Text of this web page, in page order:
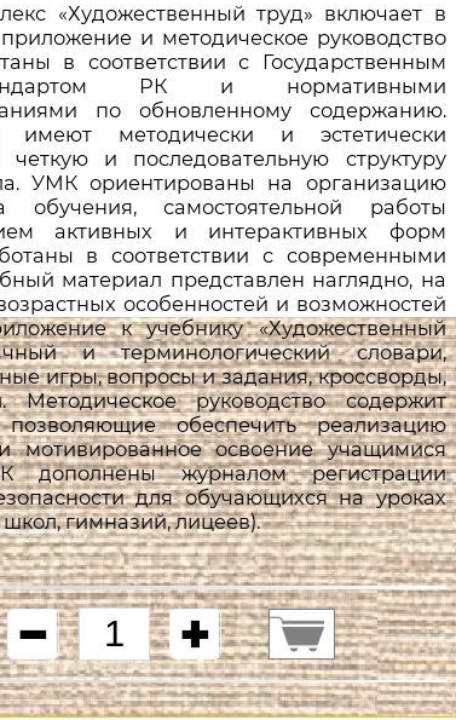
«Художественный труд» включает в
и методическое руководство
в соответствии с Государственным
РК и нормативными
по обновленному содержанию.
имеют методически и эстетически
и последовательную структуру
УМК ориентированы на организацию
обучения, самостоятельной работы
активных и интерактивных форм
в соответствии с современными
материал представлен наглядно, на
особенностей и возможностей
к учебнику «Художественный
и терминологический словари,
игры, вопросы и задания, кроссворды,
Методическое руководство содержит
обеспечить реализацию
мотивированное освоение учащимися
дополнены журналом регистрации
для обучающихся на уроках
гимназий, лицеев).